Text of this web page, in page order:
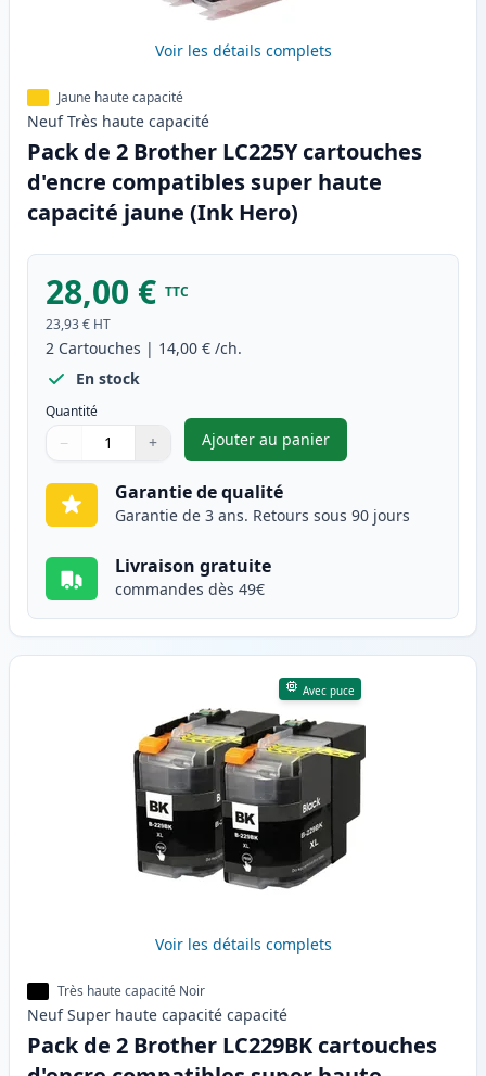
Voir les détails complets
Jaune haute capacité
Neuf Très haute capacité
Pack de 2 Brother LC225Y cartouches
d'encre compatibles super haute
capacité jaune (Ink Hero)
28,00 € TTC
23,93 € HT
2 Cartouches | 14,00 € /ch.
En stock
Quantité
Quantité
Utilisez les boutons pour ajuster
− +
Quantité
Ajouter au panier
,Pack de 2 Brother LC225Y
Garantie de qualité
Garantie de 3 ans. Retours sous 90 jours
Livraison gratuite
commandes dès 49€
Avec puce
Voir les détails complets
Très haute capacité Noir
Neuf Super haute capacité capacité
Pack de 2 Brother LC229BK cartouches